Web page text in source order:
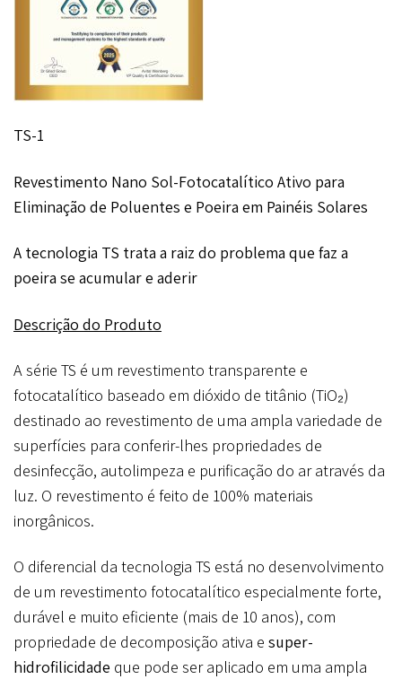
TS-1
Revestimento Nano Sol-Fotocatalítico Ativo para
Eliminação de Poluentes e Poeira em Painéis Solares
A tecnologia TS trata a raiz do problema que faz a
poeira se acumular e aderir
Descrição do Produto
A série TS é um revestimento transparente e
fotocatalítico baseado em dióxido de titânio (TiO₂)
destinado ao revestimento de uma ampla variedade de
superfícies para conferir-lhes propriedades de
desinfecção, autolimpeza e purificação do ar através da
luz. O revestimento é feito de 100% materiais
inorgânicos.
O diferencial da tecnologia TS está no desenvolvimento
de um revestimento fotocatalítico especialmente forte,
durável e muito eficiente (mais de 10 anos), com
propriedade de decomposição ativa e super-
hidrofilicidade que pode ser aplicado em uma ampla